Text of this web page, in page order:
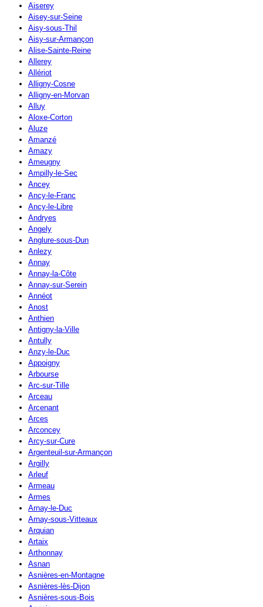
Aiserey
Aisey-sur-Seine
Aisy-sous-Thil
Aisy-sur-Armançon
Alise-Sainte-Reine
Allerey
Allériot
Alligny-Cosne
Alligny-en-Morvan
Alluy
Aloxe-Corton
Aluze
Amanzé
Amazy
Ameugny
Ampilly-le-Sec
Ancey
Ancy-le-Franc
Ancy-le-Libre
Andryes
Angely
Anglure-sous-Dun
Anlezy
Annay
Annay-la-Côte
Annay-sur-Serein
Annéot
Anost
Anthien
Antigny-la-Ville
Antully
Anzy-le-Duc
Appoigny
Arbourse
Arc-sur-Tille
Arceau
Arcenant
Arces
Arconcey
Arcy-sur-Cure
Argenteuil-sur-Armançon
Argilly
Arleuf
Armeau
Armes
Arnay-le-Duc
Arnay-sous-Vitteaux
Arquian
Artaix
Arthonnay
Asnan
Asnières-en-Montagne
Asnières-lès-Dijon
Asnières-sous-Bois